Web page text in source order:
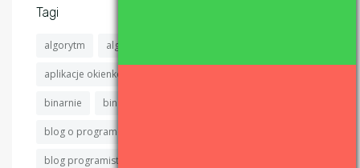
Tagi
algorytm algorytmy
aplikacje okienkowe
binarnie binarnie.pl
blog o programowaniu
blog programisty c++